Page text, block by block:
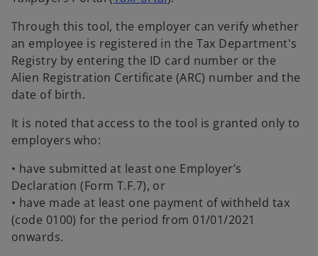
e
n
s
i
w
a
b
Through this tool, the employer can verify whether
an employee is registered in the Tax Department's
Registry by entering the ID card number or the
Alien Registration Certificate (ARC) number and the
date of birth.
It is noted that access to the tool is granted only to
employers who:
• have submitted at least one Employer’s
Declaration (Form T.F.7), or
• have made at least one payment of withheld tax
(code 0100) for the period from 01/01/2021
onwards.